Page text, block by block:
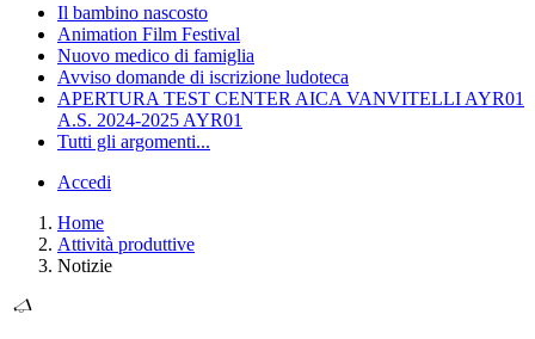
Il bambino nascosto
Animation Film Festival
Nuovo medico di famiglia
Avviso domande di iscrizione ludoteca
APERTURA TEST CENTER AICA VANVITELLI AYR01
A.S. 2024-2025 AYR01
Tutti gli argomenti...
Accedi
Home
Attività produttive
Notizie